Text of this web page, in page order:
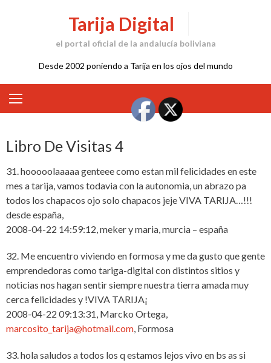
Tarija Digital
el portal oficial de la andalucía boliviana
Desde 2002 poniendo a Tarija en los ojos del mundo
Libro De Visitas 4
31. hooooolaaaaa genteee como estan mil felicidades en este
mes a tarija, vamos todavia con la autonomia, un abrazo pa
todos los chapacos ojo solo chapacos jeje VIVA TARIJA…!!!
desde españa,
2008-04-22 14:59:12, meker y maria, murcia – españa
32. Me encuentro viviendo en formosa y me da gusto que gente
emprendedoras como tariga-digital con distintos sitios y
noticias nos hagan sentir siempre nuestra tierra amada muy
cerca felicidades y !VIVA TARIJA¡
2008-04-22 09:13:31, Marcko Ortega,
marcosito_tarija@hotmail.com, Formosa
33. hola saludos a todos los q estamos lejos vivo en bs as si